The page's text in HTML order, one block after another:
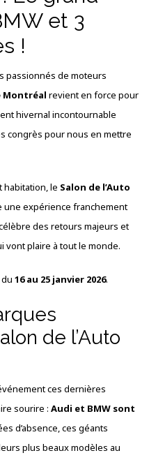
et 3
!
passionnés de moteurs
Montréal revient en force pour
hivernal incontournable
congrès pour nous en mettre
habitation, le Salon de l’Auto
une expérience franchement
des retours majeurs et
vont plaire à tout le monde.
du16 au 25 janvier 2026.
de l’Auto
ces dernières
sourire :Audi et BMW sont
d’absence, ces géants
plus beaux modèles au